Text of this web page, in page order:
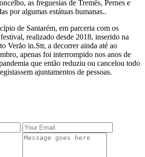
as freguesias de Tremês, Pernes e
por algumas estátuas humanas..
de Santarém, em parceria com os
realizado desde 2018, inserido na
Verão in.Str, a decorrer ainda até ao
apenas foi interrompido nos anos de
que então reduziu ou cancelou todo
ajuntamentos de pessoas.